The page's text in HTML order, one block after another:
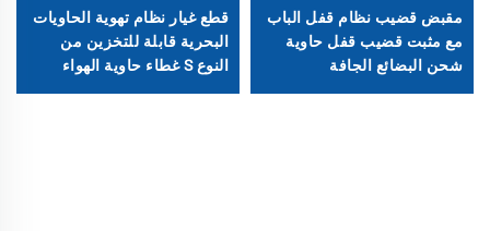
مقبض قضيب نظام قفل الباب
مع مثبت قضيب قفل حاوية
شحن البضائع الجافة
قطع غيار نظام تهوية الحاويات
البحرية قابلة للتخزين من
النوع S غطاء حاوية الهواء